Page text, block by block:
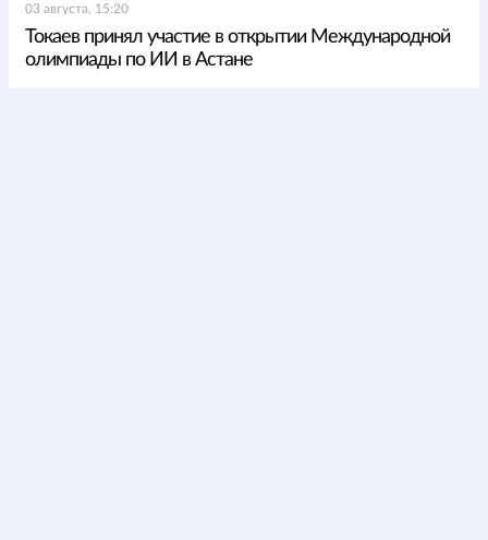
03 августа, 15:20
Токаев принял участие в открытии Международной
олимпиады по ИИ в Астане